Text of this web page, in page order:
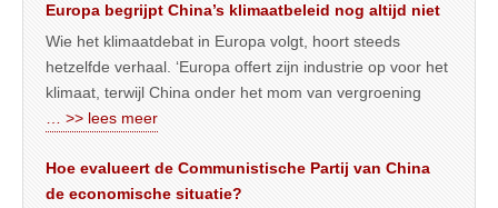
Europa begrijpt China’s klimaatbeleid nog altijd niet
Wie het klimaatdebat in Europa volgt, hoort steeds
hetzelfde verhaal. ‘Europa offert zijn industrie op voor het
klimaat, terwijl China onder het mom van vergroening
… >> lees meer
Hoe evalueert de Communistische Partij van China
de economische situatie?